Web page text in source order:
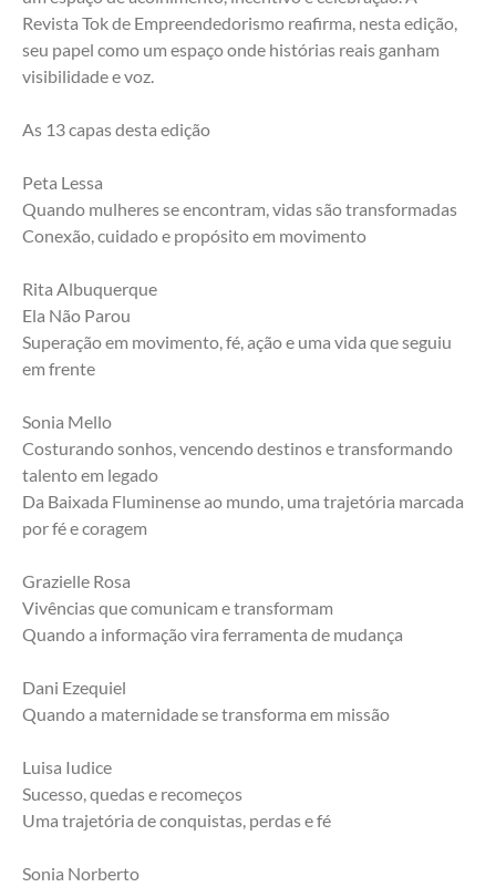
Revista Tok de Empreendedorismo reafirma, nesta edição,
seu papel como um espaço onde histórias reais ganham
visibilidade e voz.
As 13 capas desta edição
Peta Lessa
Quando mulheres se encontram, vidas são transformadas
Conexão, cuidado e propósito em movimento
Rita Albuquerque
Ela Não Parou
Superação em movimento, fé, ação e uma vida que seguiu
em frente
Sonia Mello
Costurando sonhos, vencendo destinos e transformando
talento em legado
Da Baixada Fluminense ao mundo, uma trajetória marcada
por fé e coragem
Grazielle Rosa
Vivências que comunicam e transformam
Quando a informação vira ferramenta de mudança
Dani Ezequiel
Quando a maternidade se transforma em missão
Luisa Iudice
Sucesso, quedas e recomeços
Uma trajetória de conquistas, perdas e fé
Sonia Norberto